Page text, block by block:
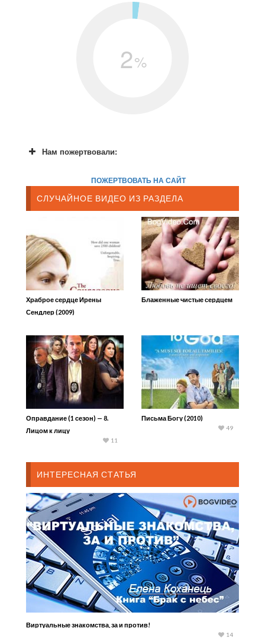
2%
Нам пожертвовали:
ПОЖЕРТВОВАТЬ НА САЙТ
СЛУЧАЙНОЕ ВИДЕО ИЗ РАЗДЕЛА
Храброе сердце Ирены
Сендлер (2009)
Блаженные чистые сердцем
Оправдание (1 сезон) — 8.
Лицом к лицу
11
Письма Богу (2010)
49
ИНТЕРЕСНАЯ СТАТЬЯ
Виртуальные знакомства, за и против!
14